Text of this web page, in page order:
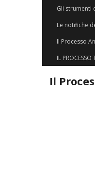
Gli strumenti
Le notifiche
Il Processo
IL
Il